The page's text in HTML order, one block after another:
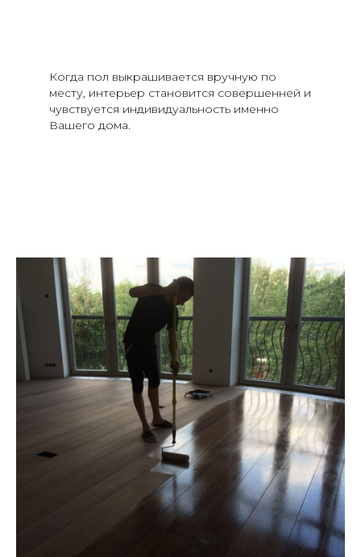
Когда пол выкрашивается вручную по
месту, интерьер становится совершенней и
чувствуется индивидуальность именно
Вашего дома.